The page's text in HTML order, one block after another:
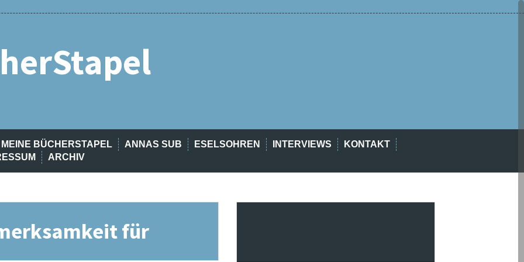
MEINE BÜCHERSTAPEL ANNAS SUB ESELSOHREN INTERVIEWS
KONTAKT
ARCHIV
für